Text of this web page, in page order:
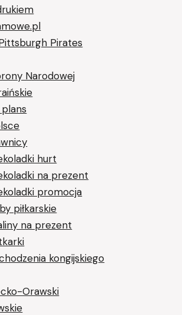
Pirates
Narodowej
hurt
na prezent
promocja
piłkarskie
na prezent
kongijskiego
Orawski